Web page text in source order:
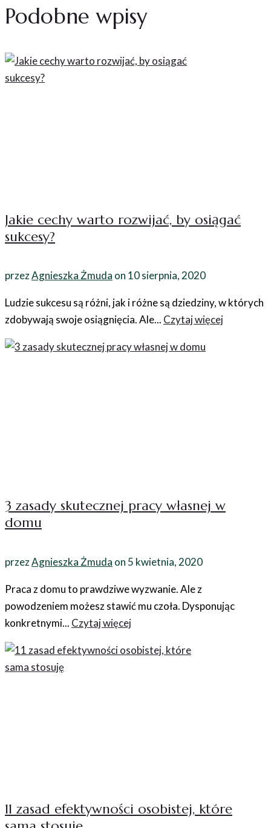
Podobne wpisy
Jakie cechy warto rozwijać, by osiągać
sukcesy?
przezAgnieszka Żmuda on 10 sierpnia, 2020
Ludzie sukcesu są różni, jak i różne są dziedziny, w których
zdobywają swoje osiągnięcia. Ale... Czytaj więcej
3 zasady skutecznej pracy własnej w
domu
przezAgnieszka Żmuda on 5 kwietnia, 2020
Praca z domu to prawdziwe wyzwanie. Ale z
powodzeniem możesz stawić mu czoła. Dysponując
konkretnymi... Czytaj więcej
11 zasad efektywności osobistej, które